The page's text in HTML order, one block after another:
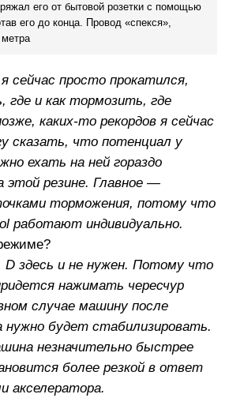
его от бытовой розетки с помощью
его до конца. Провод «спекся»,
сейчас просто прокатился,
где и как тормозить, где
каких-то рекордов я сейчас
сказать, что потенциал у
ехать на ней гораздо
резине. Главное —
торможения, потому что
работают индивидуально.
здесь и не нужен. Потому что
нажимать чересчур
случае машину после
нужно будет стабилизировать.
незначительно быстрее
более резкой в ответ
акселератора.